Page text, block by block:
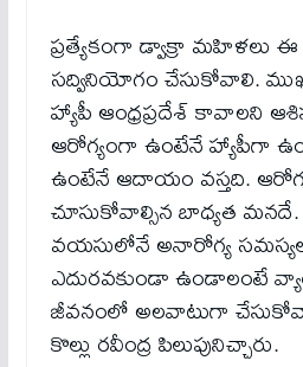
ప్రత్యేకంగా డ్వాక్రా మహిళలు
సద్వినియోగం చేసుకోవాలి.
హ్యాపీ ఆంధ్రప్రదేశ్ కావాలని
ఆరోగ్యంగా ఉంటేనే హ్యాపీగా
ఉంటేనే ఆదాయం వస్తది.
చూసుకోవాల్సిన బాధ్యత మనదే.
వయసులోనే అనారోగ్య
ఎదురవకుండా ఉండాలంటే
జీవనంలో అలవాటుగా
కొల్లు రవీంద్ర పిలుపునిచ్చారు.